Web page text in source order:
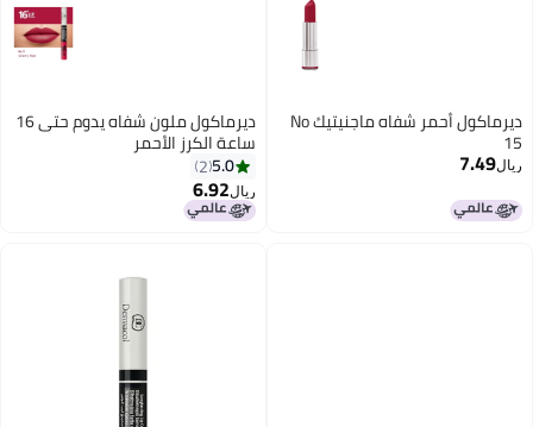
12
ديرماكول أحمر شفاه ماجنيتيك No
15
ريال7.49
9
ديرماكول ملون شفاه يدوم حتى 16
ساعة الكرز الأحمر
5.0
2
ريال6.92